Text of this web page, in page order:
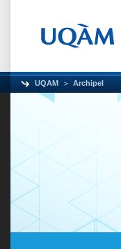
UQAM Archipel